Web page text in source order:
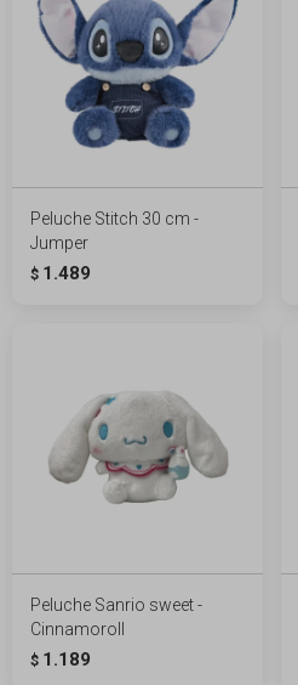
Peluche Stitch 30 cm -
Jumper
$ 1.489
Peluche Sanrio sweet -
Cinnamoroll
$ 1.189